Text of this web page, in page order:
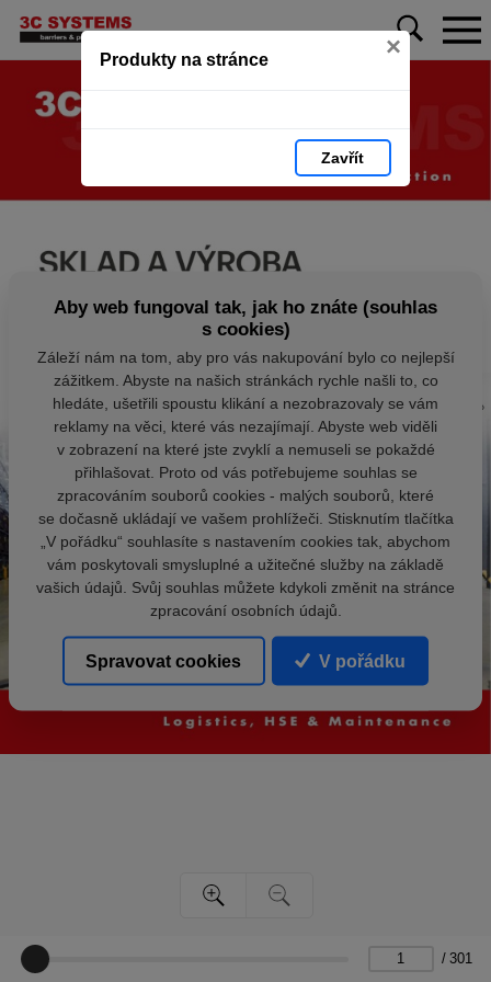
Produkty na stránce ×
Zavřít
/ 301
Aby web fungoval tak, jak ho znáte (souhlas
s cookies)
Záleží nám na tom, aby pro vás nakupování bylo co nejlepší
zážitkem. Abyste na našich stránkách rychle našli to, co
hledáte, ušetřili spoustu klikání a nezobrazovaly se vám
reklamy na věci, které vás nezajímají. Abyste web viděli
v zobrazení na které jste zvyklí a nemuseli se pokaždé
přihlašovat. Proto od vás potřebujeme souhlas se
zpracováním souborů cookies - malých souborů, které
se dočasně ukládají ve vašem prohlížeči. Stisknutím tlačítka
„V pořádku“ souhlasíte s nastavením cookies tak, abychom
vám poskytovali smysluplné a užitečné služby na základě
vašich údajů. Svůj souhlas můžete kdykoli změnit na stránce
zpracování osobních údajů.
Spravovat cookies V pořádku